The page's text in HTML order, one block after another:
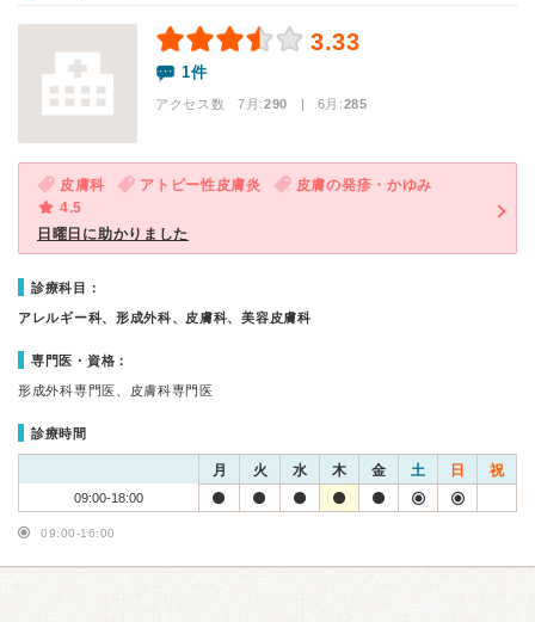
3.33
1件
アクセス数 7月:290 | 6月:285
皮膚科 アトピー性皮膚炎
皮膚の発疹・かゆみ
4.5
日曜日に助かりました
診療科目：
アレルギー科、形成外科、皮膚科、美容皮膚科
専門医・資格：
形成外科専門医、皮膚科専門医
診療時間
月 火 水 木 金 土 日 祝
09:00-18:00
09:00-16:00